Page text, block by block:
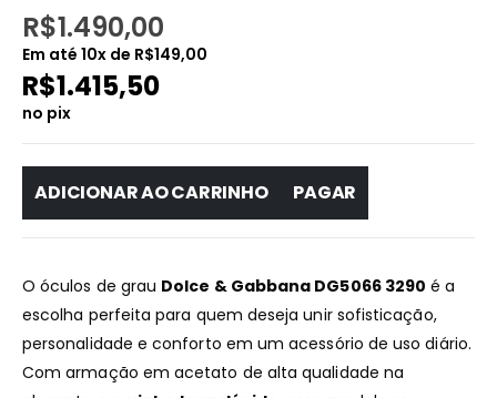
R$1.490,00
Em até 10x de R$149,00
R$1.415,50
no pix
ADICIONAR AO CARRINHO PAGAR
O óculos de grau Dolce & Gabbana DG5066 3290 é a
escolha perfeita para quem deseja unir sofisticação,
personalidade e conforto em um acessório de uso diário.
Com armação em acetato de alta qualidade na